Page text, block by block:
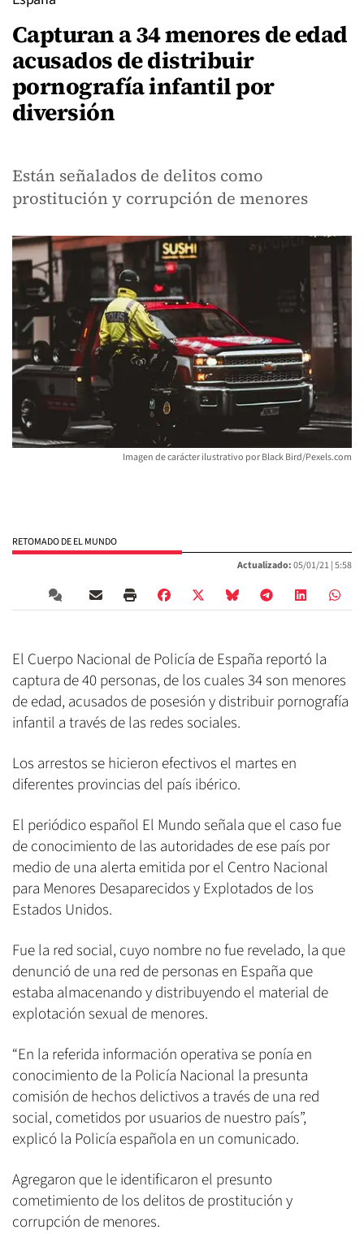
Capturan a 34 menores de edad
acusados de distribuir
pornografía infantil por
diversión
Están señalados de delitos como
prostitución y corrupción de menores
Imagen de carácter ilustrativo por Black Bird/Pexels.com
RETOMADO DE EL MUNDO
Actualizado:05/01/21 |5:58
El Cuerpo Nacional de Policía de España reportó la
captura de 40 personas, de los cuales 34 son menores
de edad, acusados de posesión y distribuir pornografía
infantil a través de las redes sociales.
Los arrestos se hicieron efectivos el martes en
diferentes provincias del país ibérico.
El periódico español El Mundo señala que el caso fue
de conocimiento de las autoridades de ese país por
medio de una alerta emitida por el Centro Nacional
para Menores Desaparecidos y Explotados de los
Estados Unidos.
Fue la red social, cuyo nombre no fue revelado, la que
denunció de una red de personas en España que
estaba almacenando y distribuyendo el material de
explotación sexual de menores.
“En la referida información operativa se ponía en
conocimiento de la Policía Nacional la presunta
comisión de hechos delictivos a través de una red
social, cometidos por usuarios de nuestro país”,
explicó la Policía española en un comunicado.
Agregaron que le identificaron el presunto
cometimiento de los delitos de prostitución y
corrupción de menores.